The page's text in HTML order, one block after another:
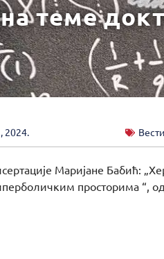
теме
2024.
Маријане Бабић:
просторима “,